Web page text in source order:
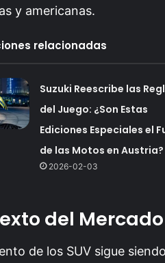
y americanas.
relacionadas
Suzuki Reescribe las
del Juego: ¿Son Estas
Ediciones Especiales el
de las Motos en Austria?
2026-02-03
del Mercado
de los SUV sigue